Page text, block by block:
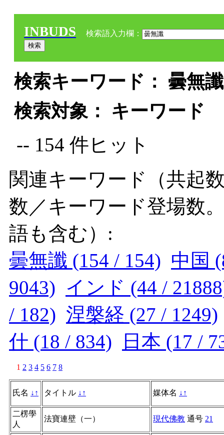
INBUDS 検索語入力欄：
検索キーワード： 曇無
検索対象： キーワード
-- 154 件ヒット
関連キーワード（共起
数／キーワード登場数
語も含む）:
曇無讖 (154 / 154) 中国
9043) インド (44 /
/ 182) 涅槃経 (27 / 1249)
什 (18 / 834)
日本 (17 /
1 2 3 4 5 6 7 8
氏名 ↓ ↑ タイトル ↓ ↑ 媒体名 ↓ ↑
二楞學
人
法寶連壁（一） 現代佛教 通号 21